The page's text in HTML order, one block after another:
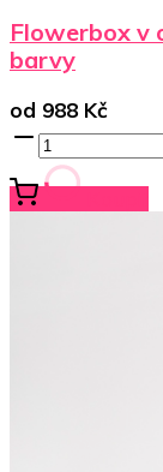
Flowerbox v
barvy
od 988 Kč